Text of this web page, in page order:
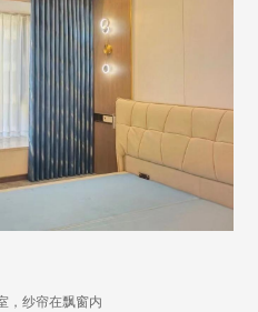
，纱帘在飘窗内